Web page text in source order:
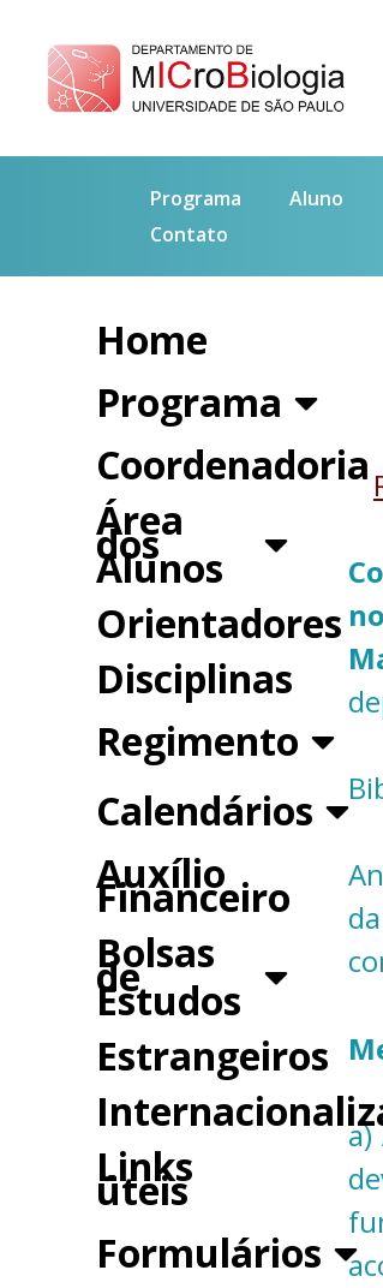
Programa Aluno
Contato
Home
Programa
Coordenadoria
Área
dos
Alunos
Orientadores
Disciplinas
Regimento
Calendários
Auxílio
Financeiro
Bolsas
de
Estudos
Estrangeiros
Links
úteis
Formulários
a)